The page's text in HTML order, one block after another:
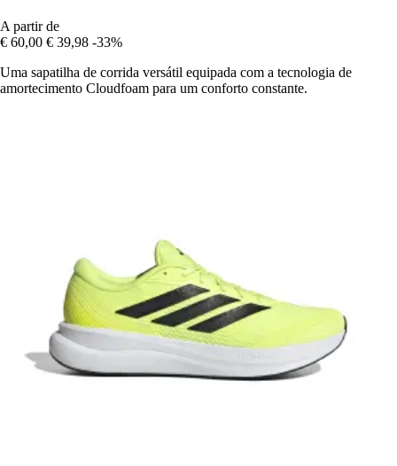
A partir de
€ 60,00 € 39,98 -33%
Uma sapatilha de corrida versátil equipada com a tecnologia de
amortecimento Cloudfoam para um conforto constante.